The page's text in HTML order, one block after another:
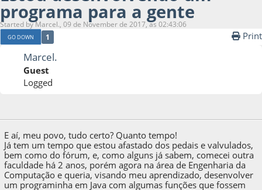
programa para a gente
Started by Marcel., 09 de November de 2017, as 02:43:06
GO DOWN 1 Print
Marcel.
Guest
Logged
E aí, meu povo, tudo certo? Quanto tempo!
Já tem um tempo que estou afastado dos pedais e valvulados,
bem como do fórum, e, como alguns já sabem, comecei outra
faculdade há 2 anos, porém agora na área de Engenharia da
Computação e queria, visando meu aprendizado, desenvolver
um programinha em Java com algumas funções que fossem